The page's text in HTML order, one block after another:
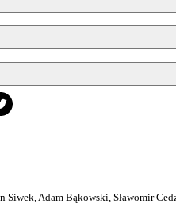
Adam Bąkowski, Sławomir